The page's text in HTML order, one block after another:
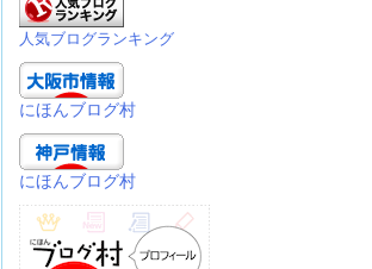
人気ブログランキング
にほんブログ村
にほんブログ村